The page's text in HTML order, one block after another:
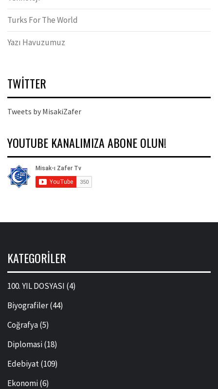
Turks For The World
Yazı Havuzumuz
TWITTER
Tweets by MisakiZafer
YOUTUBE KANALIMIZA ABONE OLUN!
KATEGORILER
100. YIL DOSYASI (4)
Biyografiler(44)
Coğrafya(5)
Diplomasi(18)
Edebiyat(109)
Ekonomi(6)